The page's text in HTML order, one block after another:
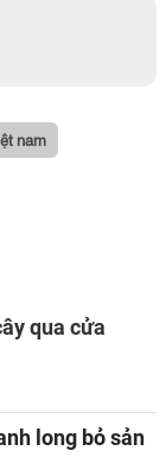
nam
qua cửa
long bỏ sản